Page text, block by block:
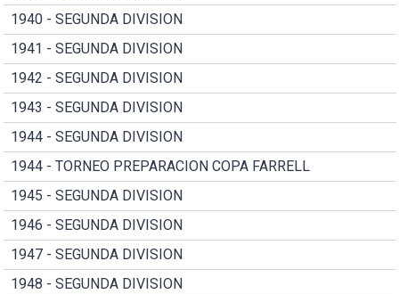
1940 - SEGUNDA DIVISION
1941 - SEGUNDA DIVISION
1942 - SEGUNDA DIVISION
1943 - SEGUNDA DIVISION
1944 - SEGUNDA DIVISION
1944 - TORNEO PREPARACION COPA FARRELL
1945 - SEGUNDA DIVISION
1946 - SEGUNDA DIVISION
1947 - SEGUNDA DIVISION
1948 - SEGUNDA DIVISION